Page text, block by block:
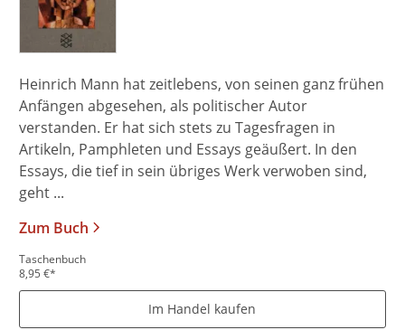
Heinrich Mann hat zeitlebens, von seinen ganz frühen
Anfängen abgesehen, als politischer Autor
verstanden. Er hat sich stets zu Tagesfragen in
Artikeln, Pamphleten und Essays geäußert. In den
Essays, die tief in sein übriges Werk verwoben sind,
geht ...
Zum Buch
Taschenbuch
8,95 €*
Im Handel kaufen